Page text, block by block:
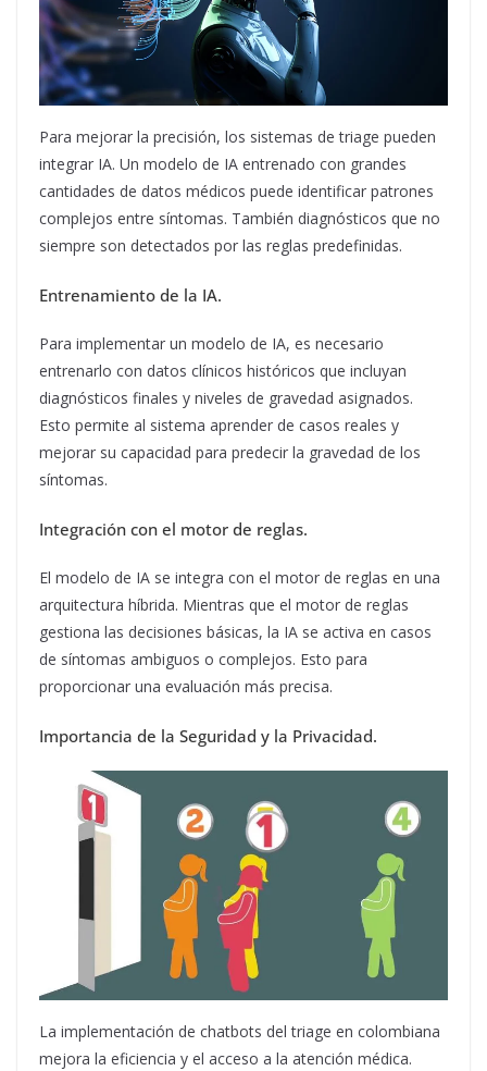
Para mejorar la precisión, los sistemas de triage pueden
integrar IA. Un modelo de IA entrenado con grandes
cantidades de datos médicos puede identificar patrones
complejos entre síntomas. También diagnósticos que no
siempre son detectados por las reglas predefinidas.
Entrenamiento de la IA.
Para implementar un modelo de IA, es necesario
entrenarlo con datos clínicos históricos que incluyan
diagnósticos finales y niveles de gravedad asignados.
Esto permite al sistema aprender de casos reales y
mejorar su capacidad para predecir la gravedad de los
síntomas.
Integración con el motor de reglas.
El modelo de IA se integra con el motor de reglas en una
arquitectura híbrida. Mientras que el motor de reglas
gestiona las decisiones básicas, la IA se activa en casos
de síntomas ambiguos o complejos. Esto para
proporcionar una evaluación más precisa.
Importancia de la Seguridad y la Privacidad.
La implementación de chatbots del triage en colombiana
mejora la eficiencia y el acceso a la atención médica.